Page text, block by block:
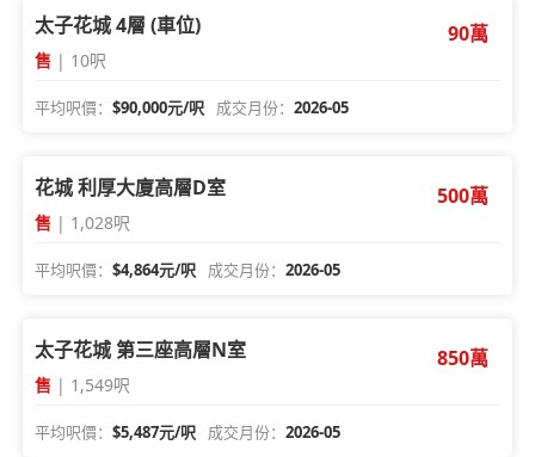
太子花城 4層 (車位)
售 | 10呎
90萬
平均呎價：$90,000元/呎 成交月份：2026-05
花城 利厚大廈高層D室
售 | 1,028呎
500萬
平均呎價：$4,864元/呎 成交月份：2026-05
太子花城 第三座高層N室
售 | 1,549呎
850萬
平均呎價：$5,487元/呎 成交月份：2026-05